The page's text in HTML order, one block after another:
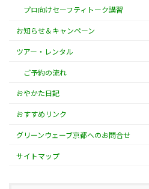
プロ向けセーフティトーク講習
お知らせ＆キャンペーン
ツアー・レンタル
ご予約の流れ
おやかた日記
おすすめリンク
グリーンウェーブ京都へのお問合せ
サイトマップ